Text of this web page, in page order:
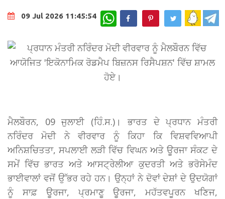
09 Jul 2026 11:45:54 WhatsApp
ਮੈਲਬੌਰਨ, 09 ਜੁਲਾਈ (ਹਿੰ.ਸ.)। ਭਾਰਤ ਦੇ ਪ੍ਰਧਾਨ ਮੰਤਰੀ
ਨਰਿੰਦਰ ਮੋਦੀ ਨੇ ਵੀਰਵਾਰ ਨੂੰ ਕਿਹਾ ਕਿ ਵਿਸ਼ਵਵਿਆਪੀ
ਅਨਿਸ਼ਚਿਤਤਾ, ਸਪਲਾਈ ਲੜੀ ਵਿੱਚ ਵਿਘਨ ਅਤੇ ਊਰਜਾ ਸੰਕਟ ਦੇ
ਸਮੇਂ ਵਿੱਚ ਭਾਰਤ ਅਤੇ ਆਸਟ੍ਰੇਲੀਆ ਕੁਦਰਤੀ ਅਤੇ ਭਰੋਸੇਮੰਦ
ਭਾਈਵਾਲਾਂ ਵਜੋਂ ਉੱਭਰ ਰਹੇ ਹਨ। ਉਨ੍ਹਾਂ ਨੇ ਦੋਵਾਂ ਦੇਸ਼ਾਂ ਦੇ ਉਦਯੋਗਾਂ
ਨੂੰ ਸਾਫ਼ ਊਰਜਾ, ਪ੍ਰਮਾਣੂ ਊਰਜਾ, ਮਹੱਤਵਪੂਰਨ ਖਣਿਜ,